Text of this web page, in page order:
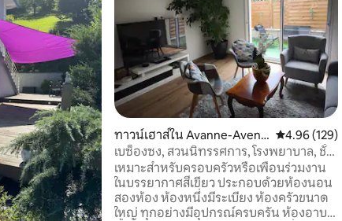
ทาวน์เฮาส์ใน Avanne-Avene
y
คะแนนเฉลี่ย
4.96 (129)
เบซ็องซง, สวนนิทรรศการ, โรงพยาบาล, ชั้น
ล่างปรับอากาศ
เหมาะสำหรับครอบครัวหรือเพื่อนร่วมงาน
ในบรรยากาศสีเขียว ประกอบด้วยห้องนอน
สองห้อง ห้องหนึ่งมีระเบียง ห้องครัวขนาด
ใหญ่ ทุกอย่างมีอุปกรณ์ครบครัน ห้องอาบ